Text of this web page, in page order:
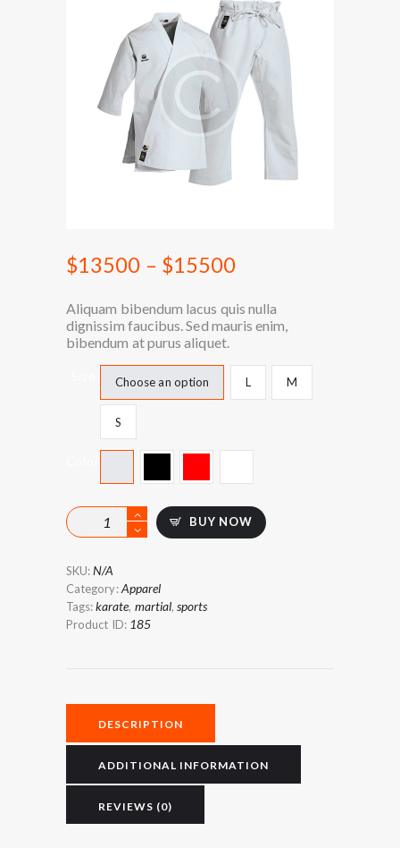
$13500 – $15500
Aliquam bibendum lacus quis nulla
dignissim faucibus. Sed mauris enim,
bibendum at purus aliquet.
Choose an option L M
S
Tokaido
Kato
quantity
BUY NOW
SKU:N/A
Category:Apparel
Tags:karate, martial, sports
Product ID: 185
DESCRIPTION
ADDITIONAL INFORMATION
REVIEWS (0)